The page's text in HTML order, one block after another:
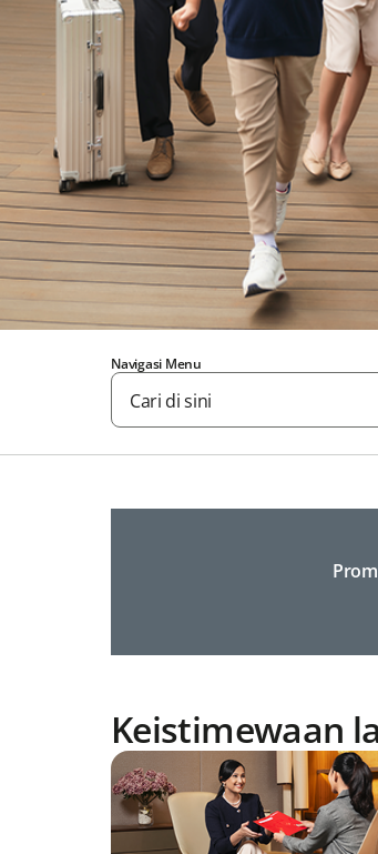
Navigasi Menu
Cari di sini
Keistimewaan